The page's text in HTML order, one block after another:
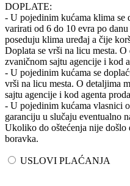
DOPLATE:
- U pojedinim kućama klima se
varirati od 6 do 10 evra po
poseduju klima uređaj a čije
Doplata se vrši na licu mesta.
zvaničnom sajtu agencije i kod
- U pojedinim kućama se
vrši na licu mesta. O detaljima
sajtu agencije i kod agenta
- U pojedinim kućama vlasnici
garanciju u slučaju eventualno
Ukoliko do oštećenja nije došlo
boravka.
USLOVI PLAĆANJA